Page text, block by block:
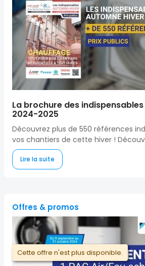
La brochure des
2024-2025
Découvrez plus de 550 références
vos chantiers de cette hiver !
Lire la suite
Offres & promos
Cette offre n'est plus disponible.